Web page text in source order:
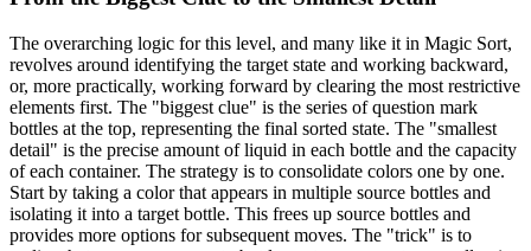
The overarching logic for this level, and many like it in Magic Sort,
revolves around identifying the target state and working backward,
or, more practically, working forward by clearing the most restrictive
elements first. The "biggest clue" is the series of question mark
bottles at the top, representing the final sorted state. The "smallest
detail" is the precise amount of liquid in each bottle and the capacity
of each container. The strategy is to consolidate colors one by one.
Start by taking a color that appears in multiple source bottles and
isolating it into a target bottle. This frees up source bottles and
provides more options for subsequent moves. The "trick" is to